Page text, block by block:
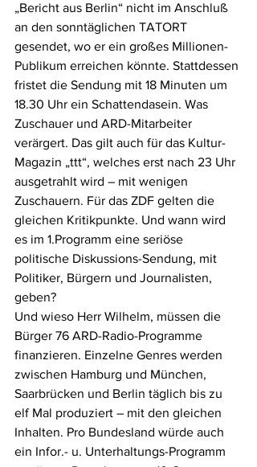
„Bericht aus Berlin“ nicht im Anschluß
an den sonntäglichen TATORT
gesendet, wo er ein großes Millionen-
Publikum erreichen könnte. Stattdessen
fristet die Sendung mit 18 Minuten um
18.30 Uhr ein Schattendasein. Was
Zuschauer und ARD-Mitarbeiter
verärgert. Das gilt auch für das Kultur-
Magazin „ttt“, welches erst nach 23 Uhr
ausgetrahlt wird – mit wenigen
Zuschauern. Für das ZDF gelten die
gleichen Kritikpunkte. Und wann wird
es im 1.Programm eine seriöse
politische Diskussions-Sendung, mit
Politiker, Bürgern und Journalisten,
geben?
Und wieso Herr Wilhelm, müssen die
Bürger 76 ARD-Radio-Programme
finanzieren. Einzelne Genres werden
zwischen Hamburg und München,
Saarbrücken und Berlin täglich bis zu
elf Mal produziert – mit den gleichen
Inhalten. Pro Bundesland würde auch
ein Infor.- u. Unterhaltungs-Programm